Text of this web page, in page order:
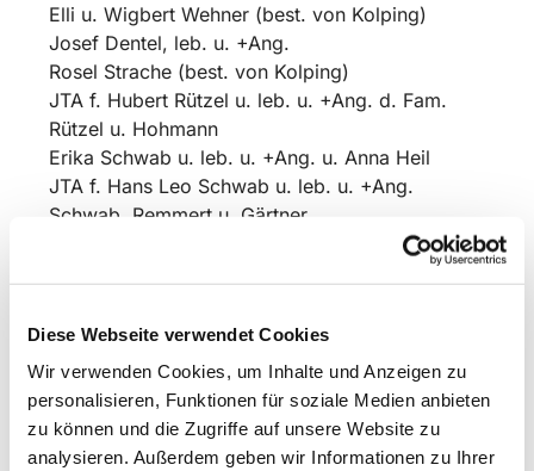
Diese Webseite verwendet Cookies
Wir verwenden Cookies, um Inhalte und Anzeigen zu
personalisieren, Funktionen für soziale Medien anbieten
zu können und die Zugriffe auf unsere Website zu
analysieren. Außerdem geben wir Informationen zu Ihrer
Elli u. Wigbert Wehner (best. von Kolping)
Josef Dentel, leb. u. +Ang.
Rosel Strache (best. von Kolping)
JTA f. Hubert Rützel u. leb. u. +Ang. d. Fam.
Rützel u. Hohmann
Erika Schwab u. leb. u. +Ang. u. Anna Heil
JTA f. Hans Leo Schwab u. leb. u. +Ang.
Schwab, Remmert u. Gärtner